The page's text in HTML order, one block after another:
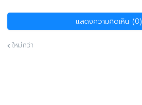
แสดงความคิดเห็น (0)
ใหม่กว่า